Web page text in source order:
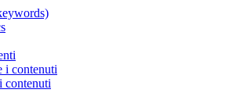
i contenuti
contenuti